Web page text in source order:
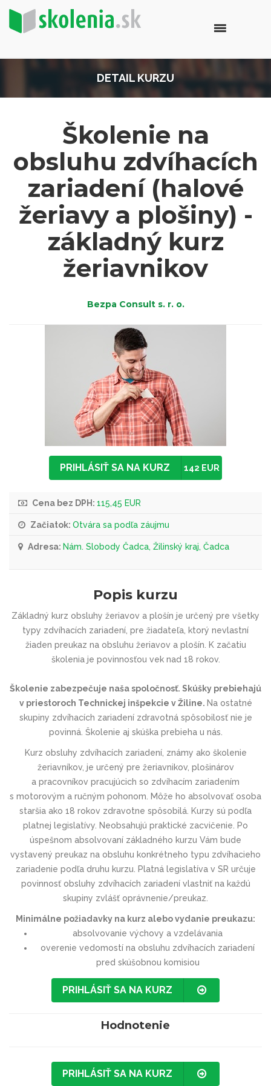
DETAIL KURZU
Školenie na
obsluhu zdvíhacích
zariadení (halové
žeriavy a plošiny) -
základný kurz
žeriavnikov
Bezpa Consult s. r. o.
PRIHLÁSIŤ SA NA KURZ 142 EUR
Cena bez DPH: 115,45 EUR
Začiatok: Otvára sa podľa záujmu
Adresa: Nám. Slobody Čadca, Žilinský kraj, Čadca
Popis kurzu
Základný kurz obsluhy žeriavov a plošín je určený pre všetky
typy zdvíhacích zariadení, pre žiadateľa, ktorý nevlastní
žiaden preukaz na obsluhu žeriavov a plošín. K začatiu
školenia je povinnosťou vek nad 18 rokov.
Školenie zabezpečuje naša spoločnosť. Skúšky prebiehajú
v priestoroch Technickej inšpekcie v Žiline. Na ostatné
skupiny zdvíhacích zariadení zdravotná spôsobilosť nie je
povinná. Školenie aj skúška prebieha u nás.
Kurz obsluhy zdvíhacích zariadení, známy ako školenie
žeriavníkov, je určený pre žeriavnikov, plošinárov
a pracovníkov pracujúcich so zdvíhacím zariadením
s motorovým a ručným pohonom. Môže ho absolvovať osoba
staršia ako 18 rokov zdravotne spôsobilá. Kurzy sú podľa
platnej legislatívy. Neobsahujú praktické zacvičenie. Po
úspešnom absolvovaní základného kurzu Vám bude
vystavený preukaz na obsluhu konkrétneho typu zdvíhacieho
zariadenie podľa druhu kurzu. Platná legislatíva v SR určuje
povinnosť obsluhy zdvíhacích zariadení vlastniť na každú
skupiny zvlášť oprávnenie/preukaz.
Minimálne požiadavky na kurz alebo vydanie preukazu:
absolvovanie výchovy a vzdelávania
overenie vedomostí na obsluhu zdvíhacích zariadení
pred skúšobnou komisiou
PRIHLÁSIŤ SA NA KURZ
Hodnotenie
PRIHLÁSIŤ SA NA KURZ